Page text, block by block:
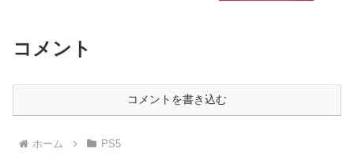
コメント
コメントを書き込む
ホーム PS5